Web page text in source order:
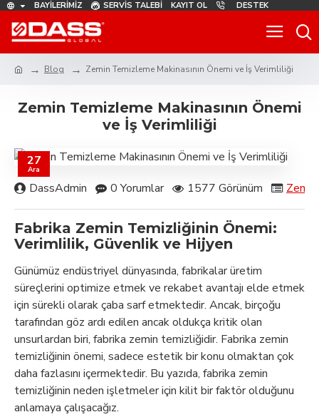
BAYILERIMIZ SERVIS TALEBI KAYIT OL DESTEK
Blog Zemin Temizleme Makinasının Önemi ve İş Verimliliği
Zemin Temizleme Makinasının Önemi
ve İş Verimliliği
27
Ara
DassAdmin 0 Yorumlar 1577 Görünüm
Fabrika Zemin Temizliğinin Önemi:
Verimlilik, Güvenlik ve Hijyen
Günümüz endüstriyel dünyasında, fabrikalar üretim
süreçlerini optimize etmek ve rekabet avantajı elde etmek
için sürekli olarak çaba sarf etmektedir. Ancak, birçoğu
tarafından göz ardı edilen ancak oldukça kritik olan
unsurlardan biri, fabrika zemin temizliğidir. Fabrika zemin
temizliğinin önemi, sadece estetik bir konu olmaktan çok
daha fazlasını içermektedir. Bu yazıda, fabrika zemin
temizliğinin neden işletmeler için kilit bir faktör olduğunu
anlamaya çalışacağız.